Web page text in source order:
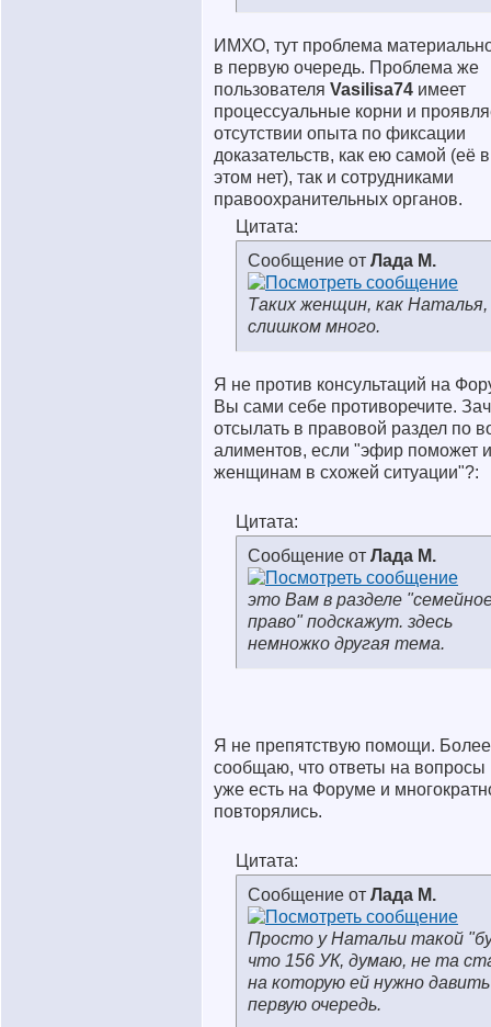
ИМХО, тут проблема
в первую очередь. Проблема же
пользователя Vasilisa74 имеет
процессуальные корни и
отсутствии опыта по фиксации
доказательств, как ею самой (её
этом нет), так и сотрудниками
правоохранительных органов.
Цитата:
Сообщение от Лада М.
Таких женщин, как Наталья,
слишком много.
Я не против консультаций на
Вы сами себе противоречите.
отсылать в правовой раздел по
алиментов, если "эфир поможет и
женщинам в схожей ситуации"?:
Цитата:
Сообщение от Лада М.
это Вам в разделе
право" подскажут. здесь
немножко другая тема.
Я не препятствую помощи. Более
сообщаю, что ответы на вопросы
уже есть на Форуме и
повторялись.
Цитата:
Сообщение от Лада М.
Просто у Натальи такой
что 156 УК, думаю, не та
на которую ей нужно
первую очередь.